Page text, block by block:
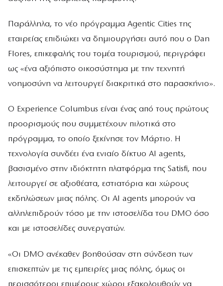
Παράλληλα, το νέο πρόγραμμα Agentic Cities της
εταιρείας επιδιώκει να δημιουργήσει αυτό που ο Dan
Flores, επικεφαλής του τομέα τουρισμού, περιγράφει
ως «ένα αξιόπιστο οικοσύστημα με την τεχνητή
νοημοσύνη να λειτουργεί διακριτικά στο παρασκήνιο».
Ο Experience Columbus είναι ένας από τους πρώτους
προορισμούς που συμμετέχουν πιλοτικά στο
πρόγραμμα, το οποίο ξεκίνησε τον Μάρτιο. Η
τεχνολογία συνδέει ένα ενιαίο δίκτυο AI agents,
βασισμένο στην ιδιόκτητη πλατφόρμα της Satisfi, που
λειτουργεί σε αξιοθέατα, εστιατόρια και χώρους
εκδηλώσεων μιας πόλης. Οι AI agents μπορούν να
αλληλεπιδρούν τόσο με την ιστοσελίδα του DMO όσο
και με ιστοσελίδες συνεργατών.
«Οι DMO ανέκαθεν βοηθούσαν στη σύνδεση των
επισκεπτών με τις εμπειρίες μιας πόλης, όμως οι
περισσότεροι επιμέρους χώροι εξακολουθούν να